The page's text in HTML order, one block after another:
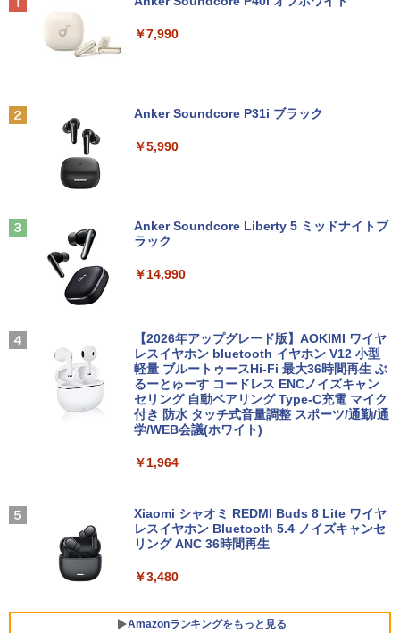
￥7,990
Anker Soundcore P31i ブラック
￥5,990
Anker Soundcore Liberty 5 ミッドナイトブ
ラック
￥14,990
【2026年アップグレード版】AOKIMI ワイヤ
レスイヤホン bluetooth イヤホン V12 小型
軽量 ブルートゥースHi-Fi 最大36時間再生 ぶ
るーとゅーす コードレス ENCノイズキャン
セリング 自動ペアリング Type-C充電 マイク
付き 防水 タッチ式音量調整 スポーツ/通勤/通
学/WEB会議(ホワイト)
￥1,964
Xiaomi シャオミ REDMI Buds 8 Lite ワイヤ
レスイヤホン Bluetooth 5.4 ノイズキャンセ
リング ANC 36時間再生
￥3,480
Amazonランキングをもっと見る